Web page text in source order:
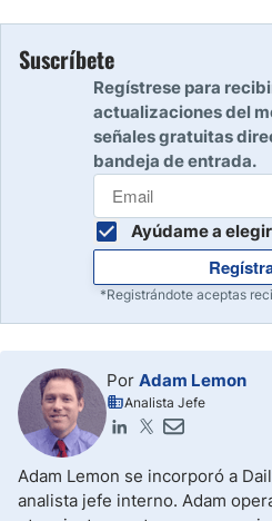
Suscríbete
Regístrese para
actualizaciones del
señales gratuitas
bandeja de entrada.
Ayúdame a
*Registrándote aceptas
Por Adam Lemon
Analista Jefe
Adam Lemon se incorporó a
analista jefe interno. Adam